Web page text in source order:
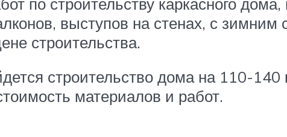
выступов на стенах, с
строительства.
строительство дома на 110-
материалов и работ.